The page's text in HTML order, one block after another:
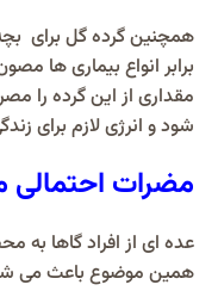
همچنین گرده گل برای بچه‌
برابر انواع بیماری‌ ها
مقداری از این گرده را
شود و انرژی لازم برای
مضرات
عده ای از افراد گاها
همین موضوع باعث می